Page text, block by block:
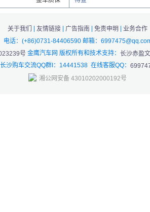
关于我们 | 友情链接 | 广告指南 | 免责申明 | 业务合作
电话：(+86)0731-84406590 邮箱：
号 金鹰汽车网 版权所有和技术支持： 长沙赤盈
长沙购车交流QQ群I：14441538 在线客服QQ：
湘公网安备 43010202000192号